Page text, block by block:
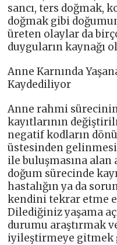
sancı, ters doğmak,
doğmak gibi
üreten olaylar da
duyguların kaynağı
Anne Karnında
Kaydediliyor
Anne rahmi
kayıtlarının
negatif kodların
üstesinden
ile buluşmasına alan
doğum sürecinde
hastalığın ya da
kendini tekrar etme
Dilediğiniz yaşama
durumu araştırmak
iyileştirmeye gitmek